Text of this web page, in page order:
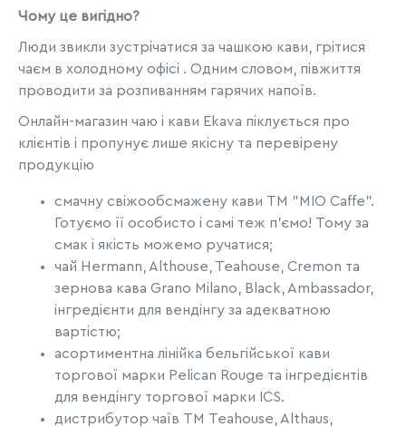
Чому це вигідно?
Люди звикли зустрічатися за чашкою кави, грітися
чаєм в холодному офісі . Одним словом, півжиття
проводити за розпиванням гарячих напоїв.
Онлайн-магазин чаю і кави Ekava піклується про
клієнтів і пропунує лише якісну та перевірену
продукцію
смачну свіжообсмажену кави ТМ "MIO Caffe".
Готуємо її особисто і самі теж п'ємо! Тому за
смак і якість можемо ручатися;
чай Hermann, Althouse, Teahouse, Cremon та
зернова кава Grano Milano, Black, Ambassador,
інгредієнти для вендінгу за адекватною
вартістю;
асортиментна лінійка бельгійської кави
торгової марки Pelican Rouge та інгредієнтів
для вендінгу торгової марки ICS.
дистрибутор чаїв ТМ Teahouse, Althaus,